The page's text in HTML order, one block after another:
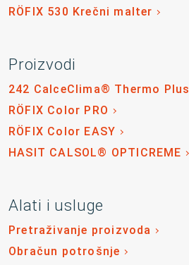
RÖFIX 530 Krečni malter
Proizvodi
242 CalceClima® Thermo Plus
RÖFIX Color PRO
RÖFIX Color EASY
HASIT CALSOL® OPTICREME
Alati i usluge
Pretraživanje proizvoda
Obračun potrošnje